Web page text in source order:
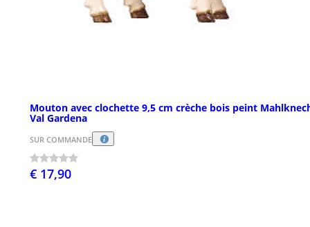
Mouton avec clochette 9,5 cm crèche bois peint
Val Gardena
SUR COMMANDE
€ 17,90